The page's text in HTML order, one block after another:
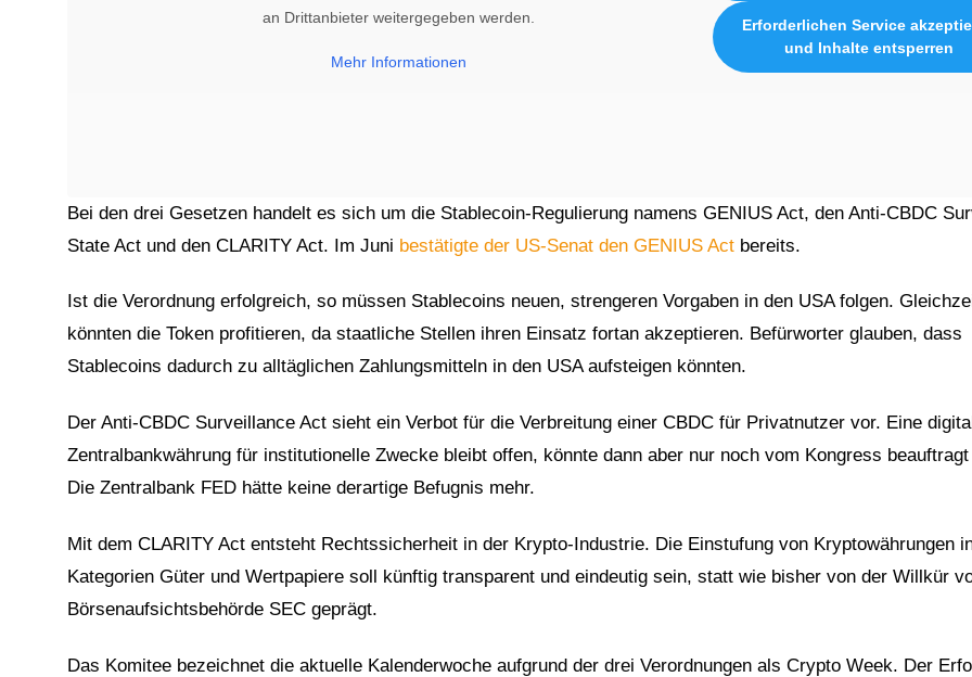
an Drittanbieter weitergegeben werden.
Mehr Informationen
Erforderlichen Service
und Inhalte entsperren
Bei den drei Gesetzen handelt es sich um die Stablecoin-Regulierung namens GENIUS Act, den Anti-CBDC
State Act und den CLARITY Act. Im Juni bestätigte der US-Senat den GENIUS Act bereits.
Ist die Verordnung erfolgreich, so müssen Stablecoins neuen, strengeren Vorgaben in den USA folgen.
könnten die Token profitieren, da staatliche Stellen ihren Einsatz fortan akzeptieren. Befürworter glauben, dass
Stablecoins dadurch zu alltäglichen Zahlungsmitteln in den USA aufsteigen könnten.
Der Anti-CBDC Surveillance Act sieht ein Verbot für die Verbreitung einer CBDC für Privatnutzer vor. Eine
Zentralbankwährung für institutionelle Zwecke bleibt offen, könnte dann aber nur noch vom Kongress
Die Zentralbank FED hätte keine derartige Befugnis mehr.
Mit dem CLARITY Act entsteht Rechtssicherheit in der Krypto-Industrie. Die Einstufung von Kryptowährungen
Kategorien Güter und Wertpapiere soll künftig transparent und eindeutig sein, statt wie bisher von der Willkür
Börsenaufsichtsbehörde SEC geprägt.
Das Komitee bezeichnet die aktuelle Kalenderwoche aufgrund der drei Verordnungen als Crypto Week. Der